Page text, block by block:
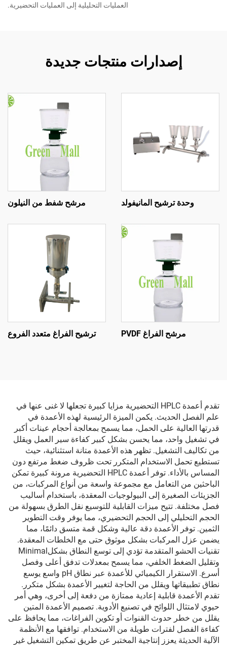
العمليات التحليلية إلى العمليات التحضيرية.
إصدارات منتجات جديدة
وحدة ترشيح المانيفولد مرشح شفط من النيلون
مرشح الفراغ PVDF ترشيح الفراغ متعدد الفروع
تقدم أعمدة HPLC التحضيرية مزايا كبيرة تجعلها لا غنى عنها في
علم الفصل الحديث. يكمن الميزة الرئيسية لهذه الأعمدة في
قدرتها العالية على الحمل، مما يسمح بمعالجة أحجام عينات أكبر
في تشغيل واحد، مما يحسن بشكل كبير كفاءة سير العمل ويقلل
من تكاليف التشغيل. تظهر هذه الأعمدة متانة استثنائية، حيث
تستطيع تحمل الاستخدام المتكرر تحت ظروف ضغط مرتفع دون
المساس بالأداء. توفر أعمدة HPLC التحضيرية مرونة كبيرة تمكن
الباحثين من التعامل مع مجموعة واسعة من أنواع المركبات، من
الجزيئات الصغيرة إلى البيولوجيات المعقدة، باستخدام أساليب
فصل مختلفة. تتيح ميزات القابلية للتوسيع نقل الطرق بسهولة من
الحجم التحليلي إلى الحجم التحضيري، مما يوفر وقت التطوير
الثمين. توفر الأعمدة دقة عالية وشكل قمة متسق دائمًا، مما
يضمن عزل المركبات بشكل موثوق حتى مع الخلطات المعقدة.
تقنيات الحشو المتقدمة تؤدي إلى توسع النطاق بشكلMinimal
وتقليل الضغط الخلفي، مما يسمح بمعدلات تدفق أعلى وفصل
أسرع. الاستقرار الكيميائي للأعمدة عبر نطاق pH واسع يوسع
نطاق تطبيقاتها ويقلل من الحاجة لتغيير الأعمدة بشكل متكرر.
تقدم الأعمدة قابلية إعادية ممتازة من دفعة إلى أخرى، وهي أمر
حيوي لامتثال اللوائح في تصنيع الأدوية. تصميم الأعمدة المتين
يقلل من خطر حدوث القنوات أو تكوين الفراغات، مما يحافظ على
كفاءة الفصل لفترات طويلة من الاستخدام. توافقها مع الأنظمة
الآلية الحديثة يعزز إنتاجية المختبر عن طريق تمكين التشغيل غير